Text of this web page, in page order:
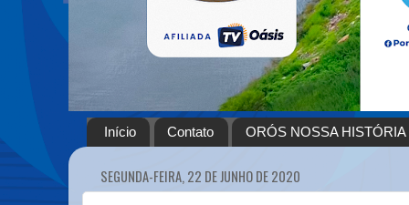
Início Contato ORÓS NOSSA HISTÓRIA
SEGUNDA-FEIRA, 22 DE JUNHO DE 2020